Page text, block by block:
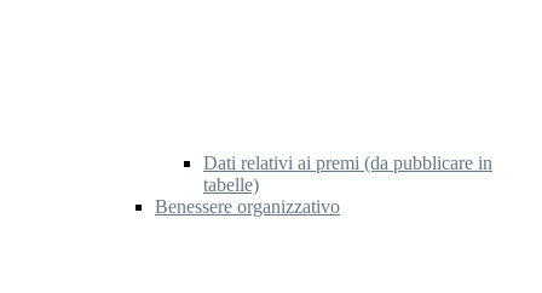
Dati relativi ai premi (da pubblicare in
tabelle)
Benessere organizzativo